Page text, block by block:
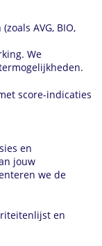
AVG, BIO,
We
score-indicaties
en
jouw
we de
en